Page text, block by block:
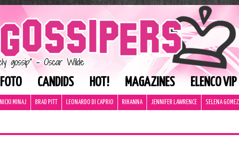
FOTO CANDIDS HOT! MAGAZINES ELENCO VIP
NICKI MINAJ BRAD PITT LEONARDO DI CAPRIO RIHANNA JENNIFER LAWRENCE SELENA GOMEZ